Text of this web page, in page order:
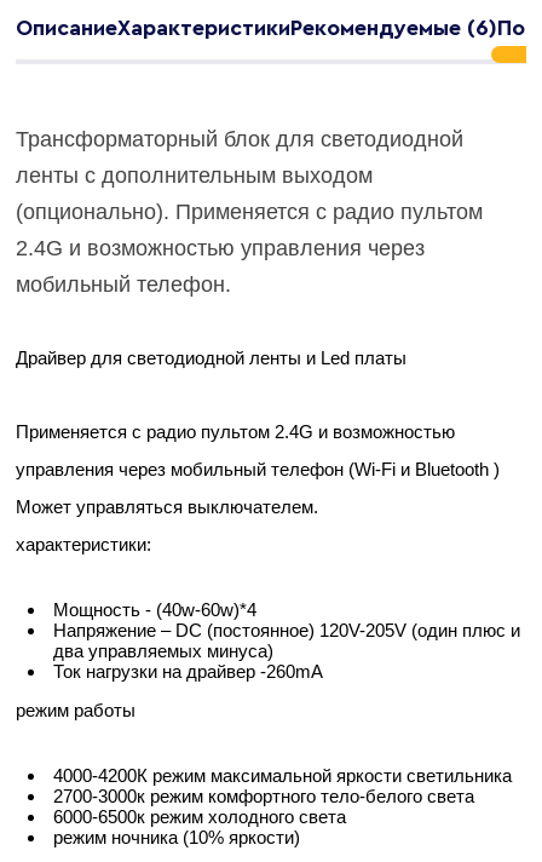
ОписаниеХарактеристикиРекомендуемые (6)
Трансформаторный блок для светодиодной
ленты с дополнительным выходом
(опционально). Применяется с радио пультом
2.4G и возможностью управления через
мобильный телефон.
Драйвер для светодиодной ленты и Led платы
Применяется с радио пультом 2.4G и возможностью
управления через мобильный телефон (Wi-Fi и Bluetooth )
Может управляться выключателем.
характеристики:
Мощность - (40w-60w)*4
Напряжение – DC (постоянное) 120V-205V (один плюс и
два управляемых минуса)
Ток нагрузки на драйвер -260mA
режим работы
4000-4200К режим максимальной яркости светильника
2700-3000к режим комфортного тело-белого света
6000-6500к режим холодного света
режим ночника (10% яркости)